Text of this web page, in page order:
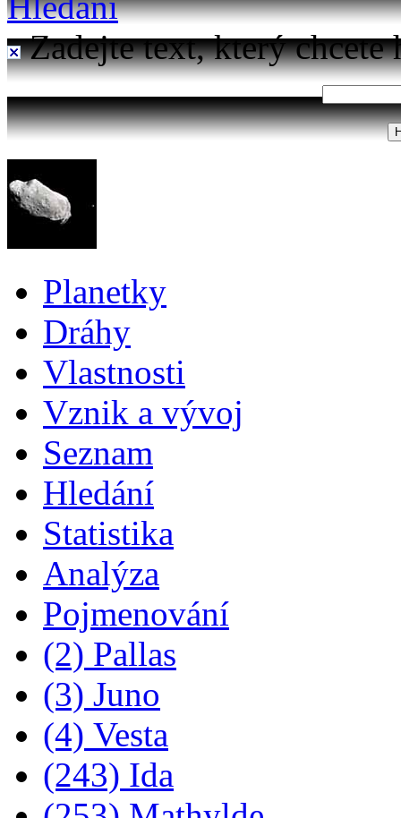
Zadejte text, který chcete
Planetky
Dráhy
Vlastnosti
Vznik a vývoj
Seznam
Hledání
Statistika
Analýza
Pojmenování
(2) Pallas
(3) Juno
(4) Vesta
(243) Ida